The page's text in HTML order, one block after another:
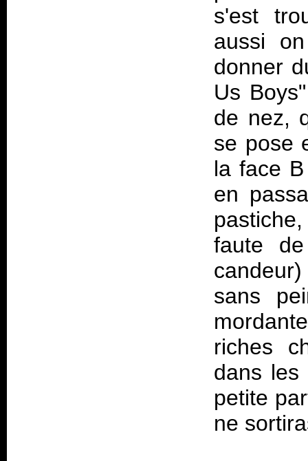
s'est
aussi
donner
Us
de nez,
se pose
la face
en
faute
sans
riches
dans les
petite
ne